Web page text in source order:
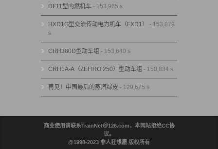
DF11型内燃机车 - 153,965 s
HXD1G型交流传动电力机车（FXD1）
- 153,879
s
CRH380D型动车组 - 153,640 s
CRH1A-A（ZEFIRO 250）型动车组 - 150,834 s
再见！中国最后的蒸汽绿皮 - 129,675 s
商业使用请联系TrainNet＠126.com，本网站拒绝CC协
议。
@1998-2023 非人狂想屋 版权所有